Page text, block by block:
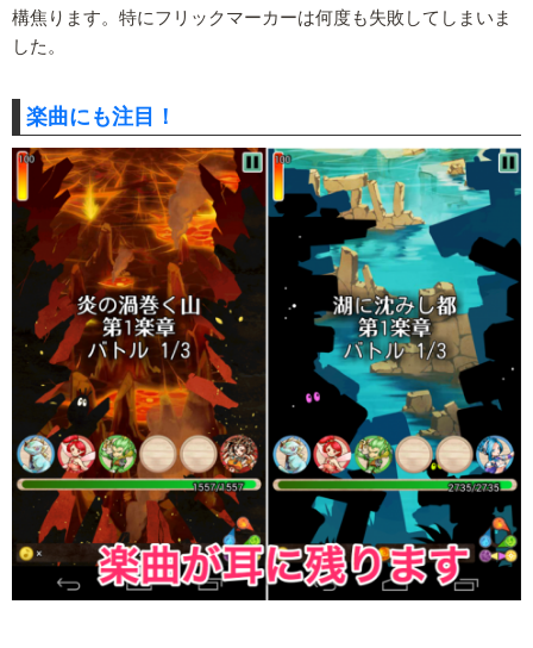
構焦ります。特にフリックマーカーは何度も失敗してしまいま
した。
楽曲にも注目！